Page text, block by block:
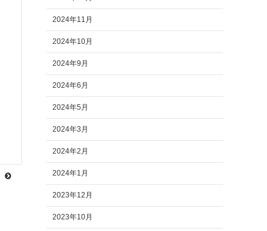
2024年11月
2024年10月
2024年9月
2024年6月
2024年5月
2024年3月
2024年2月
2024年1月
2023年12月
2023年10月